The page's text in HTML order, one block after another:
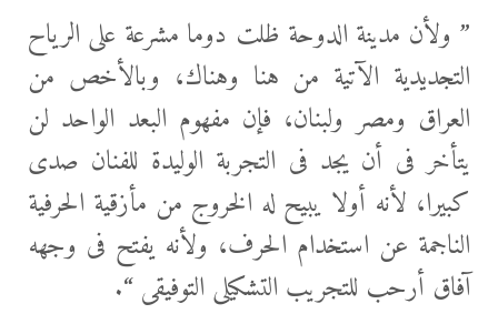
” ولأن مدينة الدوحة ظلت دوما مشرعة على الرياح
التجديدية الآتية من هنا وهناك، وبالأخص من
العراق ومصر ولبنان، فإن مفهوم البعد الواحد لن
يتأخر فى أن يجد فى التجربة الوليدة للفنان صدى
كبيرا، لأنه أولا يبيح له الخروج من مأزقية الحرفية
الناجمة عن استخدام الحرف، ولأنه يفتح فى وجهه
آفاق أرحب للتجريب التشكيلى التوفيقى “.